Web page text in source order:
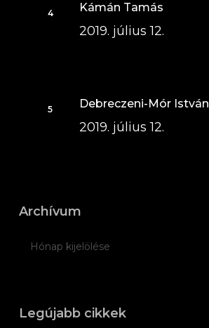
Kámán Tamás
2019. július 12.
Debreczeni-Mór István
2019. július 12.
Archívum
Legújabb cikkek